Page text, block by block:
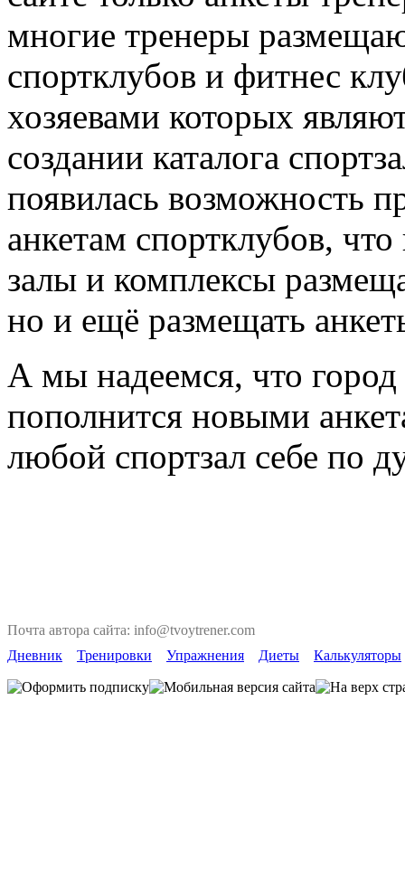
многие тренеры
спортклубов и фитнес
хозяевами которых
создании каталога
появилась возможность
анкетам спортклубов,
залы и комплексы
но и ещё размещать
А мы надеемся, что
пополнится новыми
любой спортзал себе по
Почта автора сайта: info@tvoytrener.com
Дневник
Тренировки Упражнения Диеты Калькуляторы